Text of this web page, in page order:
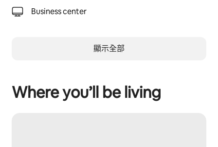
Business center
顯示全部
Where you’ll be living